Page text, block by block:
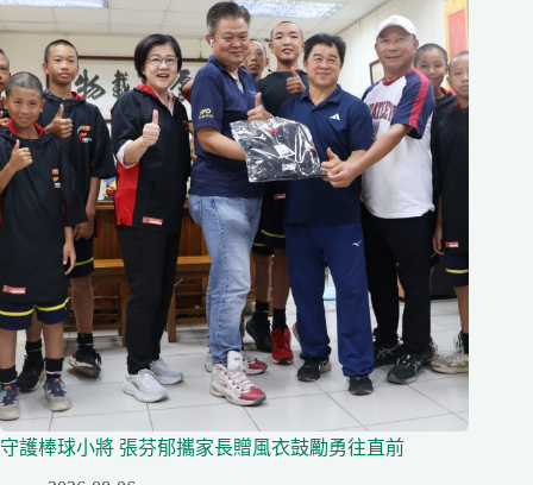
守護棒球小將 張芬郁攜家長贈風衣鼓勵勇往直前